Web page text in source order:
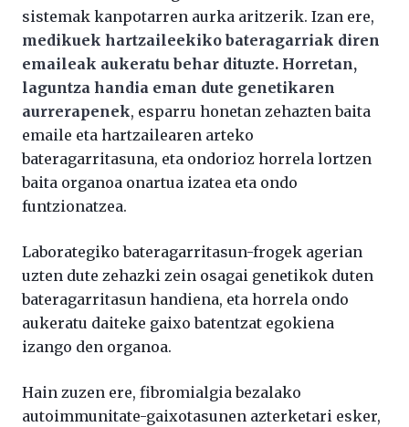
sistemak kanpotarren aurka aritzerik. Izan ere,
medikuek hartzaileekiko bateragarriak diren
emaileak aukeratu behar dituzte. Horretan,
laguntza handia eman dute genetikaren
aurrerapenek, esparru honetan zehazten baita
emaile eta hartzailearen arteko
bateragarritasuna, eta ondorioz horrela lortzen
baita organoa onartua izatea eta ondo
funtzionatzea.
Laborategiko bateragarritasun-frogek agerian
uzten dute zehazki zein osagai genetikok duten
bateragarritasun handiena, eta horrela ondo
aukeratu daiteke gaixo batentzat egokiena
izango den organoa.
Hain zuzen ere, fibromialgia bezalako
autoimmunitate-gaixotasunen azterketari esker,